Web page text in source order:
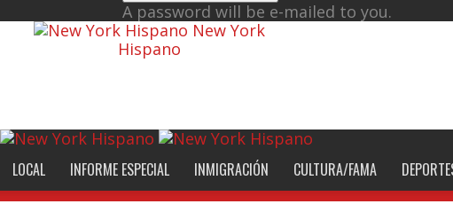
A password will be e-mailed to you.
New York
Hispano
LOCAL INFORME ESPECIAL INMIGRACIÓN CULTURA/FAMA